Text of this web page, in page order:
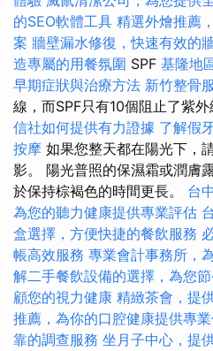
的SEO軟體工具 精選外燴推薦
案 牆壁漏水修復，快速有效的
造專屬的用餐氛圍 SPF 基隆地
早期症狀與治療方法 新竹整骨
線，而SPF只有10個阻止了紫外
信社如何提供有力證據 了解假
按摩 如果您整天都在陽光下，
影。 陽光普照的保濕霜或潤膚
於保持棕褐色的時間更長。 台
為您的聽力健康提供專業評估
盒選擇，方便快捷的餐飲服務
帳高效服務 專業會計事務所，
解二手餐飲設備的選擇，為您
顧您的視力健康 精緻茶會，提
推薦，為你的口腔健康提供專
靠的調查服務 坐月子中心，提